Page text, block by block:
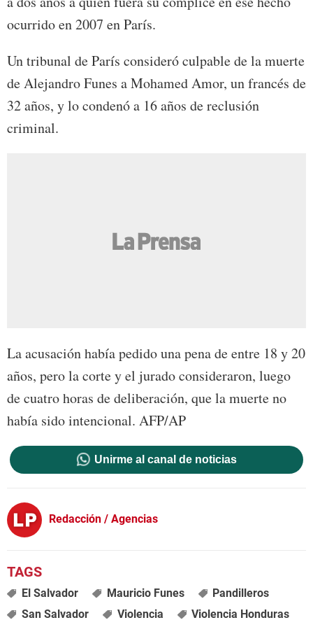
ocurrido en 2007 en París.
Un tribunal de París consideró culpable de la muerte
de Alejandro Funes a Mohamed Amor, un francés de
32 años, y lo condenó a 16 años de reclusión
criminal.
La acusación había pedido una pena de entre 18 y 20
años, pero la corte y el jurado consideraron, luego
de cuatro horas de deliberación, que la muerte no
había sido intencional. AFP/AP
Unirme al canal de noticias
Redacción / Agencias
El Salvador Mauricio Funes
Pandilleros
San Salvador
Violencia Violencia Honduras